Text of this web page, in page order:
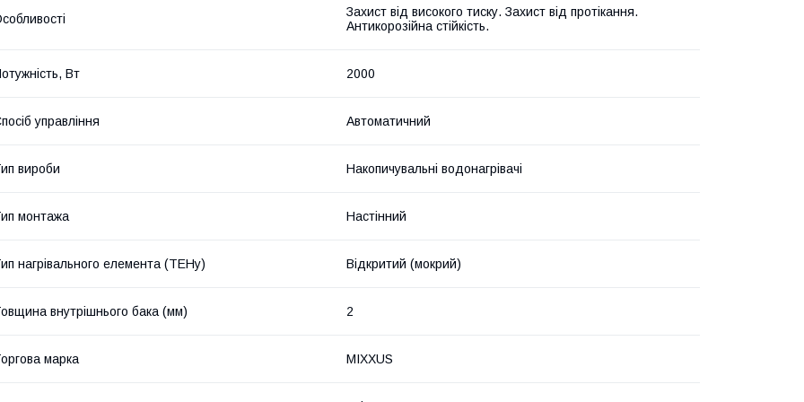
Захист від високого тиску. Захист від протікання.
Антикорозійна стійкість.
Вт 2000
управління Автоматичний
вироби Накопичувальні водонагрівачі
монтажа Настінний
нагрівального елемента (ТЕНу) Відкритий (мокрий)
внутрішнього бака (мм) 2
марка MIXXUS